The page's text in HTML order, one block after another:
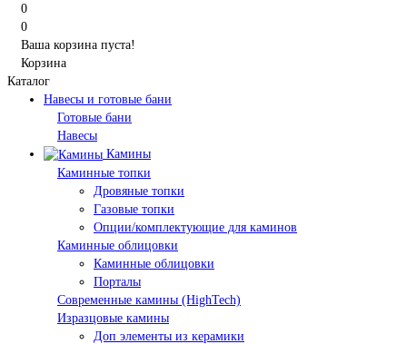
0
0
Ваша корзина пуста!
Корзина
Каталог
Навесы и готовые бани
Готовые бани
Навесы
Камины
Каминные топки
Дровяные топки
Газовые топки
Опции/комплектующие для каминов
Каминные облицовки
Каминные облицовки
Порталы
Современные камины (HighTech)
Изразцовые камины
Доп элементы из керамики